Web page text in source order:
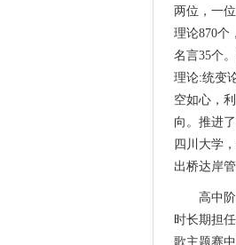
两位，一
理论870个
名言35个
理论:统变
空如心，
向。推进
四川大学
出桥达岸
高中
时长期担
歌主题赛